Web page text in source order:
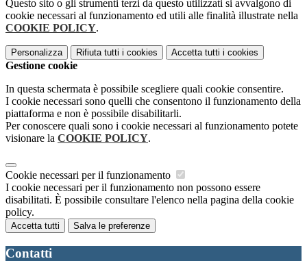
Questo sito o gli strumenti terzi da questo utilizzati si avvalgono di
cookie necessari al funzionamento ed utili alle finalità illustrate nella
COOKIE POLICY.
Personalizza Rifiuta tutti i cookies Accetta tutti i cookies
Gestione cookie
In questa schermata è possibile scegliere quali cookie consentire.
I cookie necessari sono quelli che consentono il funzionamento della
piattaforma e non è possibile disabilitarli.
Per conoscere quali sono i cookie necessari al funzionamento potete
visionare la COOKIE POLICY.
Cookie necessari per il funzionamento
I cookie necessari per il funzionamento non possono essere
disabilitati. È possibile consultare l'elenco nella pagina della cookie
policy.
Accetta tutti Salva le preferenze
Contatti